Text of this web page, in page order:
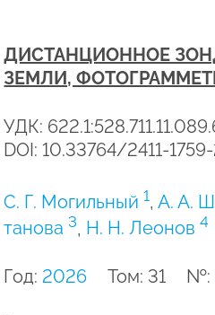
ДИСТАНЦИОННОЕ
ЗЕМЛИ,
УДК:
DOI: 10.33764/2411-
С. Г. Могильный 1,А. А.
танова 3, Н. Н. Леонов4
Год: 2026 Том: 31 №: